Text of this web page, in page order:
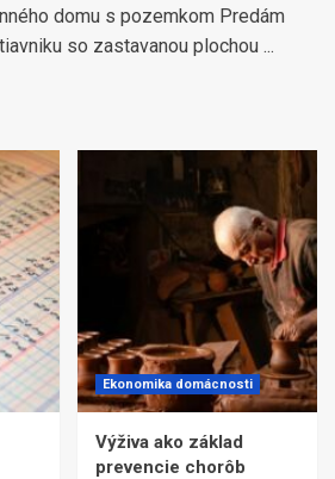
domu s pozemkom Predám
so zastavanou plochou ...
Ekonomika domácnosti
Výživa ako základ
prevencie chorôb